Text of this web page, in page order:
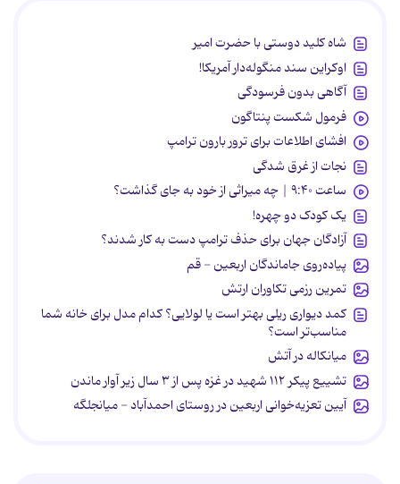
شاه کلید دوستی با حضرت امیر
اوکراین سند منگوله‌دار آمریکا!
آگاهی بدون فرسودگی
فرمول شکست پنتاگون
افشای اطلاعات برای ترور بارون ترامپ
نجات از غرق شدگی
ساعت ۹:۴۰ | چه میراثی از خود به جای گذاشت؟
یک کودک دو چهره!
آزادگان جهان برای حذف ترامپ دست به کار شدند؟
پیاده‌روی جاماندگان اربعین - قم
تمرین رزمی تکاوران ارتش
کمد دیواری ریلی بهتر است یا لولایی؟ کدام مدل برای خانه شما
مناسب‌تر است؟
میانکاله در آتش
تشییع پیکر ۱۱۲ شهید در غزه پس از ۳ سال زیر آوار ماندن
آیین تعزیه‌خوانی اربعین در روستای احمدآباد - میانجلگه